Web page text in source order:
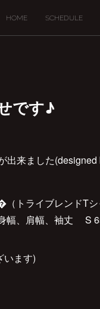
HOME SCHEDULE
です♪
来ました(designed
トライブレンドT
、肩幅、袖丈 S
います)